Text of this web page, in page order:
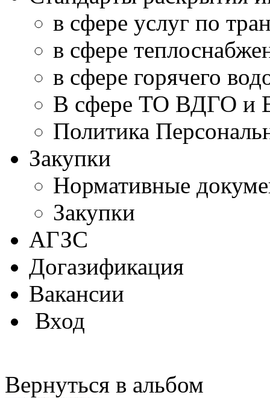
в сфере услуг по
в сфере
в сфере горячего
В сфере ТО ВДГО и
Политика
Закупки
Нормативные
Закупки
АГЗС
Догазификация
Вакансии
Вход
Вернуться в альбом